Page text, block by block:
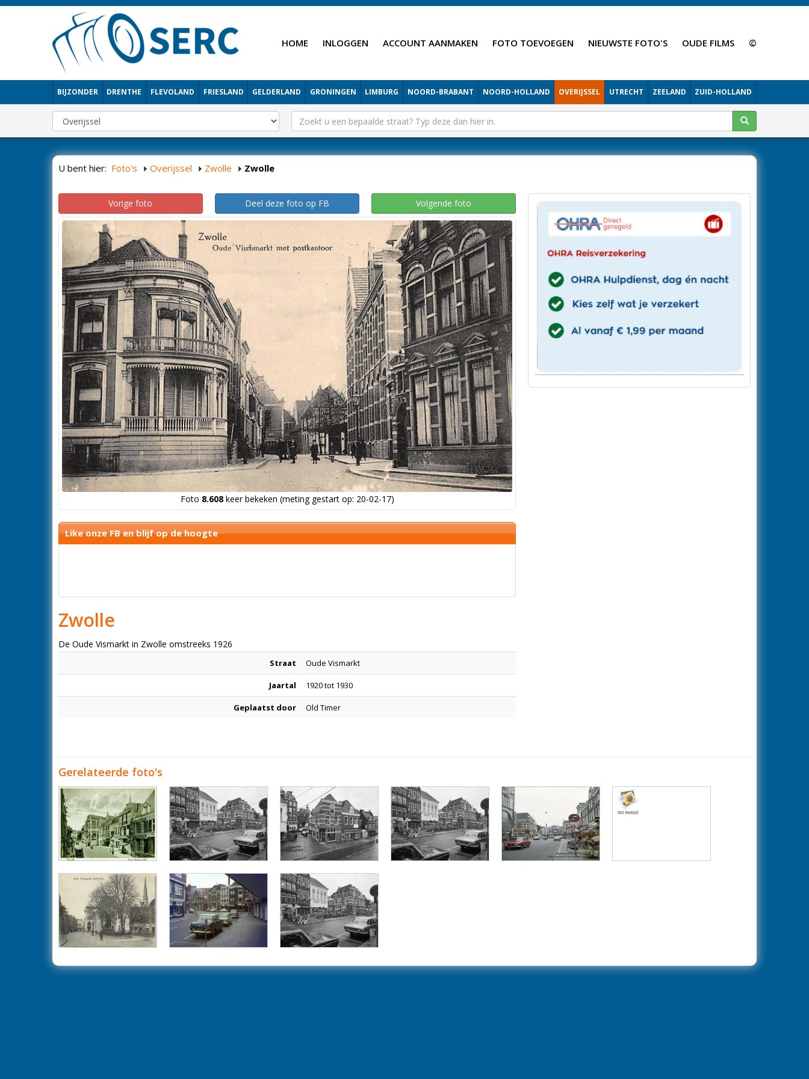
HOME INLOGGEN ACCOUNT AANMAKEN FOTO TOEVOEGEN NIEUWSTE FOTO'S OUDE FILMS ©
BIJZONDER DRENTHE FLEVOLAND FRIESLAND GELDERLAND GRONINGEN LIMBURG NOORD-BRABANT NOORD-HOLLAND OVERIJSSEL UTRECHT ZEELAND ZUID-HOLLAND
U bent hier: Foto's Overijssel Zwolle Zwolle
Vorige foto Deel deze foto op FB Volgende foto
Foto 8.608keer bekeken (meting gestart op: 20-02-17)
Like onze FB en blijf op de hoogte
Zwolle
De Oude Vismarkt in Zwolle omstreeks 1926
Straat Oude Vismarkt
Jaartal 1920 tot 1930
Geplaatst door Old Timer
Gerelateerde foto's